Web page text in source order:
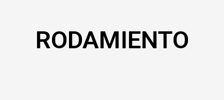
RODAMIENTO